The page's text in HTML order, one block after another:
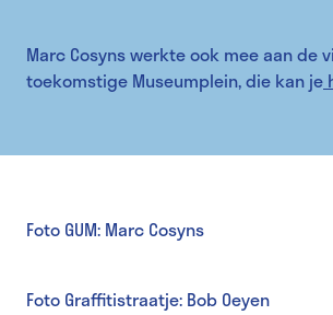
Marc Cosyns werkte ook mee aan de
toekomstige Museumplein, die kan je
Foto GUM: Marc Cosyns
Foto Graffitistraatje: Bob Oeyen